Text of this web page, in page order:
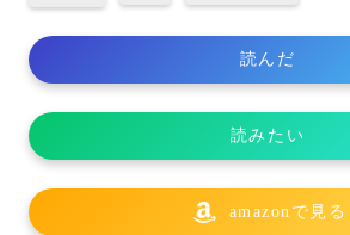
読んだ
読みたい
amazonで見る